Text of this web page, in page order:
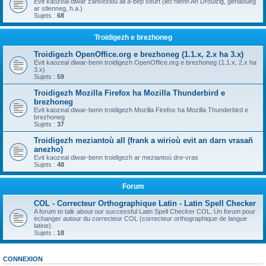
ar stlenneg, h.a.)
Sujets : 68
Troidigezh e brezhoneg
Troidigezh OpenOffice.org e brezhoneg (1.1.x, 2.x ha 3.x)
Evit kaozeal diwar-benn troidigezh OpenOffice.org e brezhoneg (1.1.x, 2.x ha
3.x)
Sujets : 59
Troidigezh Mozilla Firefox ha Mozilla Thunderbird e
brezhoneg
Evit kaozeal diwar-benn troidigezh Mozilla Firefox ha Mozilla Thunderbird e
brezhoneg
Sujets : 37
Troidigezh meziantoù all (frank a wirioù evit an darn vrasañ
anezho)
Evit kaozeal diwar-benn troidigezh ar meziantoù dre-vras
Sujets : 48
Forum
COL - Correcteur Orthographique Latin - Latin Spell Checker
A forum to talk about our successful Latin Spell Checker COL. Un forum pour
échanger autour du correcteur COL (correcteur orthographique de langue
latine).
Sujets : 18
CONNEXION